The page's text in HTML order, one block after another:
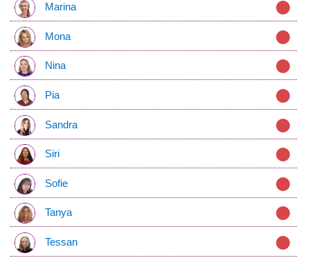
Marina
Mona
Nina
Pia
Sandra
Siri
Sofie
Tanya
Tessan